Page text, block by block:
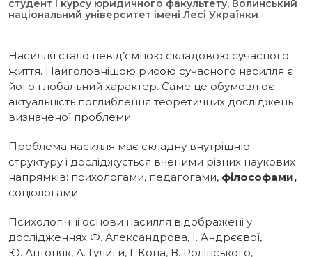
студент І курсу юридичного факультету, Волинський
національний університет імені Лесі Українки
Насилля стало невід’ємною складовою сучасного
життя. Найголовнішою рисою сучасного насилля є
його глобальний характер. Саме це обумовлює
актуальність поглиблення теоретичних досліджень
визначеної проблеми.
Проблема насилля має складну внутрішню
структуру і досліджується вченими різних наукових
напрямків: психологами, педагогами, філософами,
соціологами.
Психологічні основи насилля відображені у
дослідженнях Ф. Александрова, І. Андрєєвої,
Ю. Антоняк, А. Гулиги, І. Кона, В. Ролінського,